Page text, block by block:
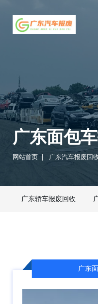
广东面包
网站首页 广东汽车报废回
广东轿车报废回收
广东